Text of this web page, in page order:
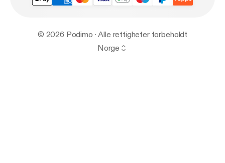
© 2026 Podimo · Alle rettigheter forbeholdt
Norge